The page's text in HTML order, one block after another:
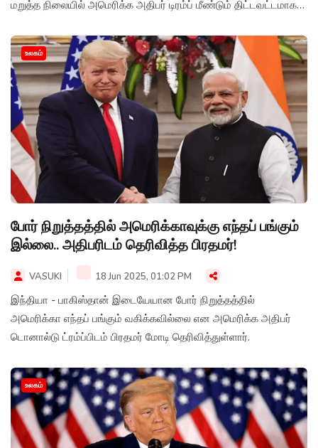
மறுத்த நிலையில் அமெரிக்க அதிபர் டிரம்ப் மீண்டும் திட்டவட்டமாக
உலகம்
போர் நிறுத்தத்தில் அமெரிக்காவுக்கு எந்தப் பங்கும்
இல்லை.. அதிபரிடம் தெரிவித்த பிரதமர்!
VASUKI 18 Jun 2025, 01:02 PM
இந்தியா - பாகிஸ்தான் இடையேயான போர் நிறுத்தத்தில்
அமெரிக்கா எந்தப் பங்கும் வகிக்கவில்லை என அமெரிக்க அதிபர்
டொனால்டு ட்ரம்ப்பிடம் பிரதமர் மோடி தெரிவித்துள்ளார்.
உலகம்